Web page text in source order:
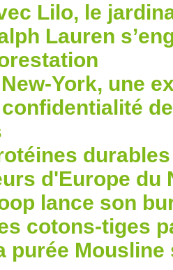
Lilo, le
Lauren
York, une
d'Europe du
lance son
cotons-tiges
purée